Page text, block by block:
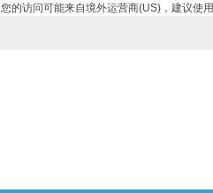
您的访问可能来自境外运营商(US)，建议使用